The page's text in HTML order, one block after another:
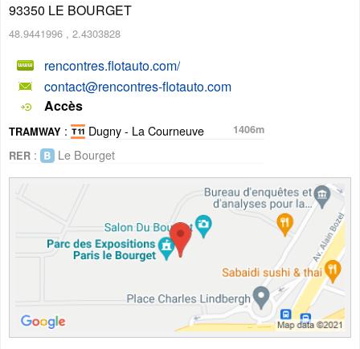
93350 LE BOURGET
48.9441996 , 2.4303828
rencontres.flotauto.com/
contact@rencontres-flotauto.com
Accès
TRAMWAY : Dugny - La Courneuve
1406m
RER : Le Bourget